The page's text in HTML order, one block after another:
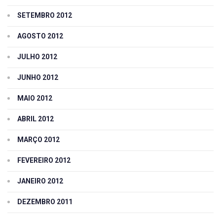
SETEMBRO 2012
AGOSTO 2012
JULHO 2012
JUNHO 2012
MAIO 2012
ABRIL 2012
MARÇO 2012
FEVEREIRO 2012
JANEIRO 2012
DEZEMBRO 2011